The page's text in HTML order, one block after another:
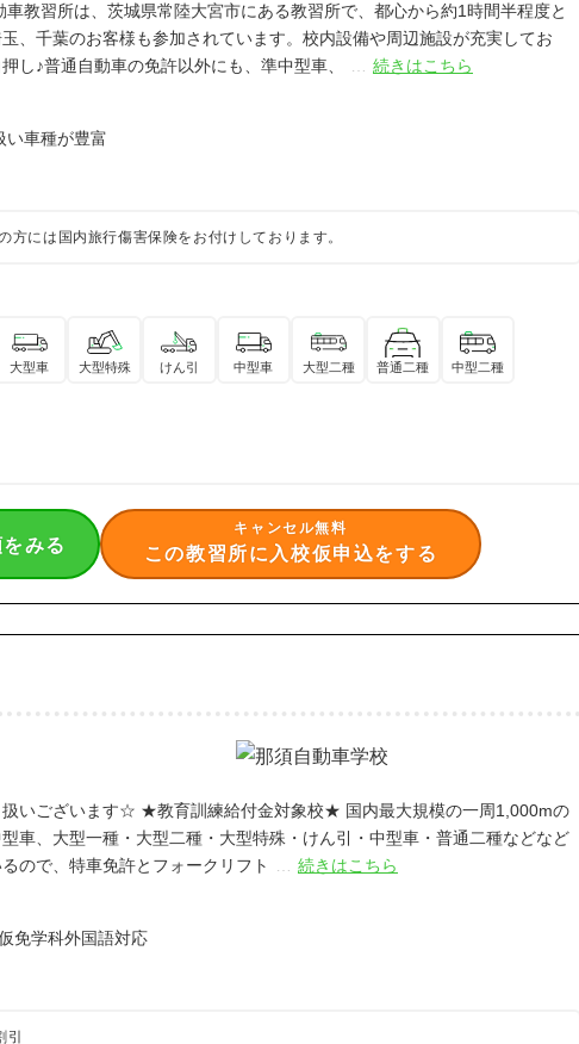
車教習所は、茨城県常陸大宮市にある教習所で、都心から約1時間半程度と
、千葉のお客様も参加されています。校内設備や周辺施設が充実してお
し♪普通自動車の免許以外にも、準中型車、
続きはこちら
い車種が豊富
方には国内旅行傷害保険をお付けしております。
大型車 大型特殊 けん引 中型車 大型二種 普通二種 中型二種
みる
キャンセル無料
この教習所に入校仮申込をする
いございます☆ ★教育訓練給付金対象校★ 国内最大規模の一周1,000mの
車、大型一種・大型二種・大型特殊・けん引・中型車・普通二種などなど
ので、特車免許とフォークリフト
続きはこちら
免学科外国語対応